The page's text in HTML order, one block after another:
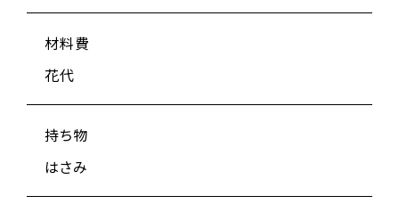
材料費
花代
持ち物
はさみ